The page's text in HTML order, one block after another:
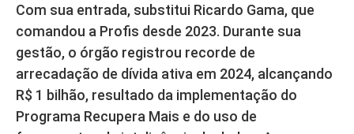
Com sua entrada, substitui Ricardo Gama, que
comandou a Profis desde 2023. Durante sua
gestão, o órgão registrou recorde de
arrecadação de dívida ativa em 2024, alcançando
R$ 1 bilhão, resultado da implementação do
Programa Recupera Mais e do uso de